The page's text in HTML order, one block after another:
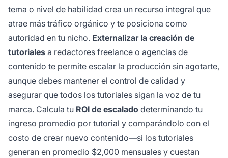
tema o nivel de habilidad crea un recurso integral que
atrae más tráfico orgánico y te posiciona como
autoridad en tu nicho. Externalizar la creación de
tutoriales a redactores freelance o agencias de
contenido te permite escalar la producción sin agotarte,
aunque debes mantener el control de calidad y
asegurar que todos los tutoriales sigan la voz de tu
marca. Calcula tu ROI de escalado determinando tu
ingreso promedio por tutorial y comparándolo con el
costo de crear nuevo contenido—si los tutoriales
generan en promedio $2,000 mensuales y cuestan